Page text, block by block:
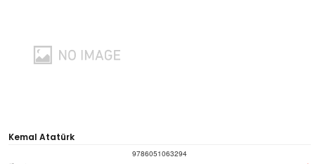
Kemal Atatürk
9786051063294